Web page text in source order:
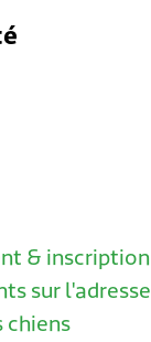
& inscription
sur l'adresse
chiens